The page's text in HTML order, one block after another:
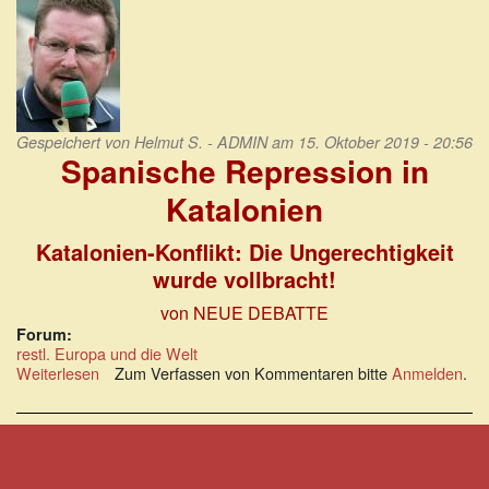
Gespeichert von Helmut S. - ADMINam 15. Oktober 2019 - 20:56
Spanische Repression in
Katalonien
Katalonien-Konflikt: Die Ungerechtigkeit
wurde vollbracht!
von NEUE DEBATTE
Forum:
restl. Europa und die Welt
Weiterlesen über
Konflikt:
Die
Zum Verfassen von Kommentaren bitteAnmelden.